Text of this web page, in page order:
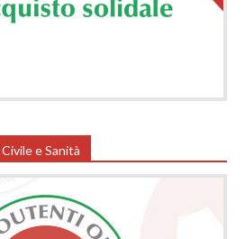
e Sanità